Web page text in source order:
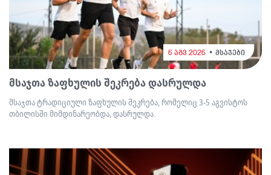
6 აგვ 2026 მსაჯები
მსაჯთა ზაფხულის შეკრება დასრულდა
მსაჯთა ტრადიციული ზაფხულის შეკრება, რომელიც 3-5 აგვისტოს
თბილისში მიმდინარეობდა, დასრულდა.